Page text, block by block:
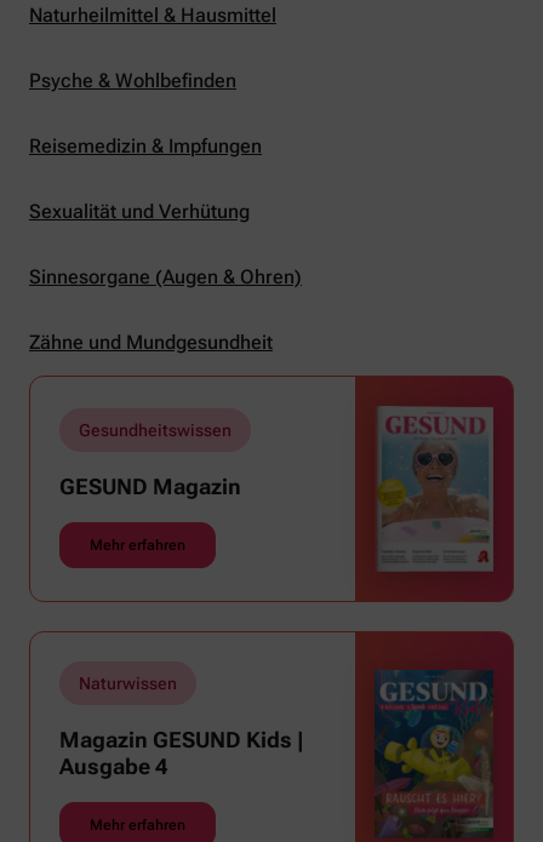
Naturheilmittel & Hausmittel
Psyche & Wohlbefinden
Reisemedizin & Impfungen
Sexualität und Verhütung
Sinnesorgane (Augen & Ohren)
Zähne und Mundgesundheit
Gesundheitswissen
GESUND Magazin
Mehr erfahren
Naturwissen
Magazin GESUND Kids |
Ausgabe 4
Mehr erfahren